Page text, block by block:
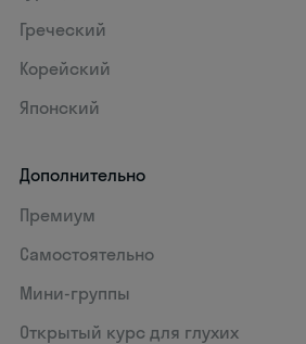
Греческий
Корейский
Японский
Дополнительно
Премиум
Самостоятельно
Мини-группы
Открытый курс для глухих